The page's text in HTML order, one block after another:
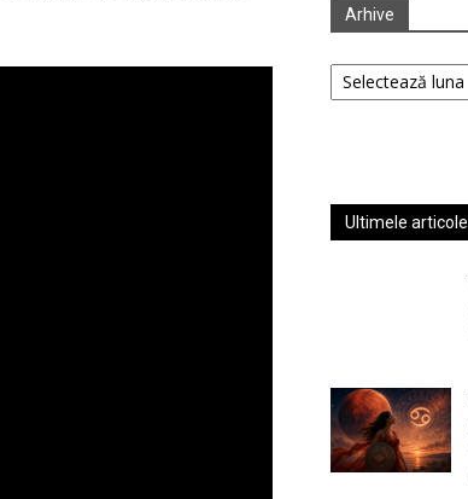
Arhive
Arhive
Ultimele articole